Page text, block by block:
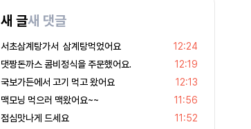
새 글새 댓글
서초삼계탕가서 삼계탕먹었어요
12:24
댓짱돈까스 콤비정식을 주문했어요.
12:19
국보가든에서 고기 먹고 왔어요
12:13
맥모닝 먹으러 맥왔어요~~
11:56
점심맛나게 드세요
11:52